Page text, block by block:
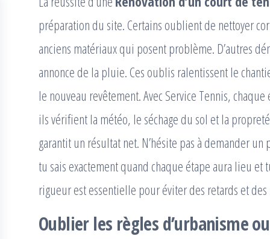
préparation du site. Certains oublient de nettoyer
anciens matériaux qui posent problème. D’autres
annonce de la pluie. Ces oublis ralentissent le
le nouveau revêtement. Avec Service Tennis,
ils vérifient la météo, le séchage du sol et la
garantit un résultat net. N’hésite pas à demander
tu sais exactement quand chaque étape aura lieu et
rigueur est essentielle pour éviter des retards et
Oublier les règles d’urbanisme